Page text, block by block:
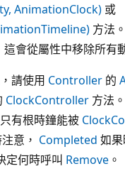
AnimationClock) 或
方法
會從屬性中移除所有
，請使用 Controller 的
ClockController 方法
有根時鐘能被
意， Completed 如
定何時呼叫 Remove 。